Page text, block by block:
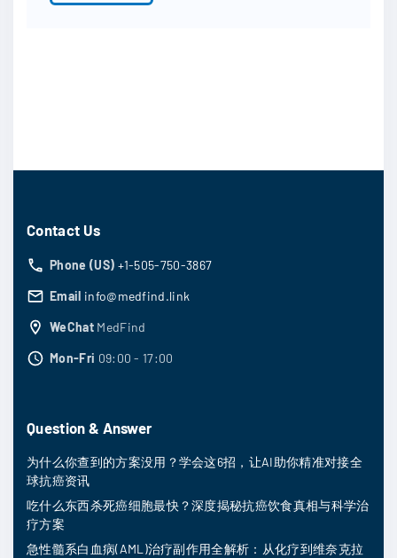
Contact Us
Phone (US) +1-505-750-3867
Email info@medfind.link
WeChat MedFind
Mon-Fri 09:00 - 17:00
Question & Answer
为什么你查到的方案没用？学会这6招，让AI助你精准对接全
球抗癌资讯
吃什么东西杀死癌细胞最快？深度揭秘抗癌饮食真相与科学治
疗方案
急性髓系白血病(AML)治疗副作用全解析：从化疗到维奈克拉